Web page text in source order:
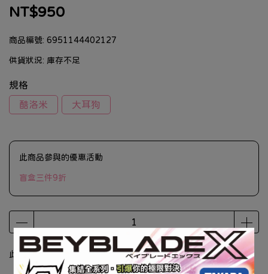
NT$950
商品編號: 6951144402127
供貨狀況: 庫存不足
規格
酷洛米
大耳狗
此商品參與的優惠活動
盲盒三件9折
此商品 「 最高 」可以折抵紅利950點 (約等於NT$950)